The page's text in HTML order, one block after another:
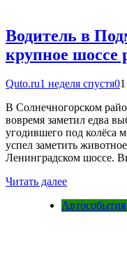
Водитель в
крупное шоссе
Quto.ru1 неделя спустя0
В Солнечногорском
вовремя заметил едва
угодившего под колёса
успел заметить
Ленинградском шоссе.
Читать далее
Автособытия